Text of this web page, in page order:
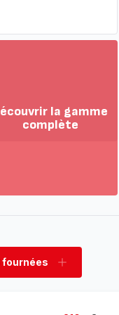
la gamme
complète
fournées
Ajouter